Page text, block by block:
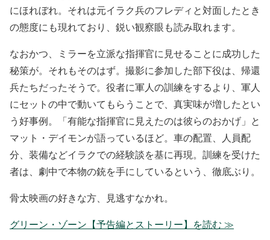
にほれぼれ。それは元イラク兵のフレディと対面したとき
の態度にも現れており、鋭い観察眼も読み取れます。
なおかつ、ミラーを立派な指揮官に見せることに成功した
秘策が。それもそのはず。撮影に参加した部下役は、帰還
兵たちだったそうで。役者に軍人の訓練をするより、軍人
にセットの中で動いてもらうことで、真実味が増したとい
う好事例。「有能な指揮官に見えたのは彼らのおかげ」と
マット・デイモンが語っているほど。車の配置、人員配
分、装備などイラクでの経験談を基に再現。訓練を受けた
者は、劇中で本物の銃を手にしているという、徹底ぶり。
骨太映画の好きな方、見逃すなかれ。
グリーン・ゾーン【予告編とストーリー】を読む ≫